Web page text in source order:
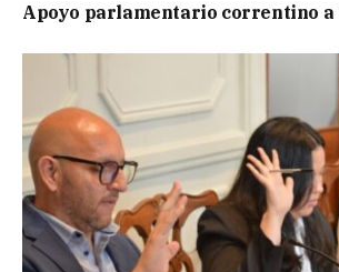
Apoyo parlamentario correntino